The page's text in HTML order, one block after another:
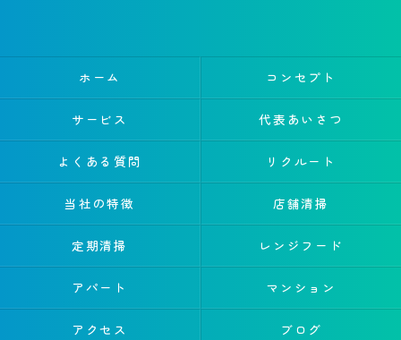
ホーム コンセプト
サービス 代表あいさつ
よくある質問 リクルート
当社の特徴 店舗清掃
定期清掃 レンジフード
アパート マンション
アクセス ブログ